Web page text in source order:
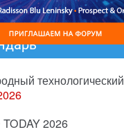
2026